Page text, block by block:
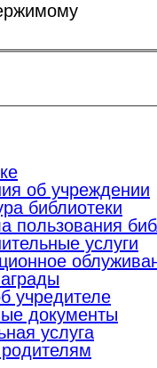
об учреждении
библиотеки
пользования
услуги
учредителе
документы
услуга